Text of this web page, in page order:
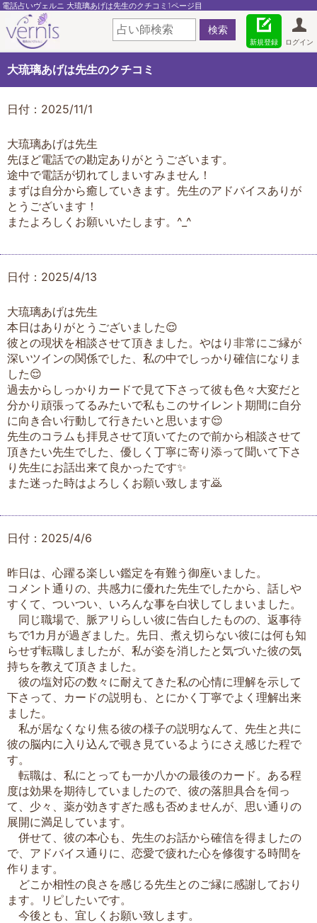
電話占いヴェルニ 大琉璃あげは先生のクチコミ1ページ目
ログイン
新規登録
大琉璃あげは先生のクチコミ
日付：2025/11/1
大琉璃あげは先生
先ほど電話での勘定ありがとうございます。
途中で電話が切れてしまいすみません！
まずは自分から癒していきます。先生のアドバイスありが
とうございます！
またよろしくお願いいたします。^_^
日付：2025/4/13
大琉璃あげは先生
本日はありがとうございました😌
彼との現状を相談させて頂きました。やはり非常にご縁が
深いツインの関係でした、私の中でしっかり確信になりま
した😌
過去からしっかりカードで見て下さって彼も色々大変だと
分かり頑張ってるみたいで私もこのサイレント期間に自分
に向き合い行動して行きたいと思います😌
先生のコラムも拝見させて頂いてたので前から相談させて
頂きたい先生でした、優しく丁寧に寄り添って聞いて下さ
り先生にお話出来て良かったです✨
また迷った時はよろしくお願い致します🙇
日付：2025/4/6
昨日は、心躍る楽しい鑑定を有難う御座いました。
コメント通りの、共感力に優れた先生でしたから、話しや
すくて、ついつい、いろんな事を白状してしまいました。
同じ職場で、脈アリらしい彼に告白したものの、返事待
ちで1カ月が過ぎました。先日、煮え切らない彼には何も知
らせず転職しましたが、私が姿を消したと気づいた彼の気
持ちを教えて頂きました。
彼の塩対応の数々に耐えてきた私の心情に理解を示して
下さって、カードの説明も、とにかく丁寧でよく理解出来
ました。
私が居なくなり焦る彼の様子の説明なんて、先生と共に
彼の脳内に入り込んで覗き見ているようにさえ感じた程で
す。
転職は、私にとっても一か八かの最後のカード。ある程
度は効果を期待していましたので、彼の落胆具合を伺っ
て、少々、薬が効きすぎた感も否めませんが、思い通りの
展開に満足しています。
併せて、彼の本心も、先生のお話から確信を得ましたの
で、アドバイス通りに、恋愛で疲れた心を修復する時間を
作ります。
どこか相性の良さを感じる先生とのご縁に感謝しており
ます。リピしたいです。
今後とも、宜しくお願い致します。